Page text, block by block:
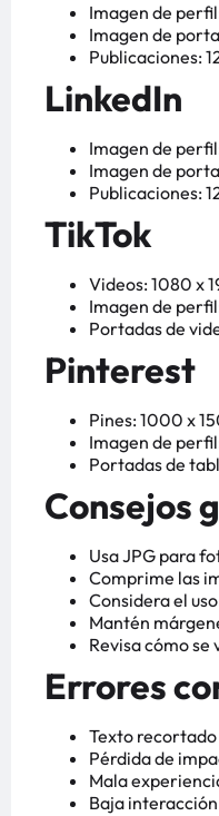
Imagen de
Imagen de
Publicaciones:
LinkedIn
Imagen de
Imagen de
Publicaciones:
TikTok
Videos: 1080 x
Imagen de
Portadas de
Pinterest
Pines: 1000 x
Imagen de
Portadas de
Consejos
Usa JPG para
Comprime las
Considera el
Mantén
Revisa cómo
Errores
Texto
Pérdida de
Mala
Baja